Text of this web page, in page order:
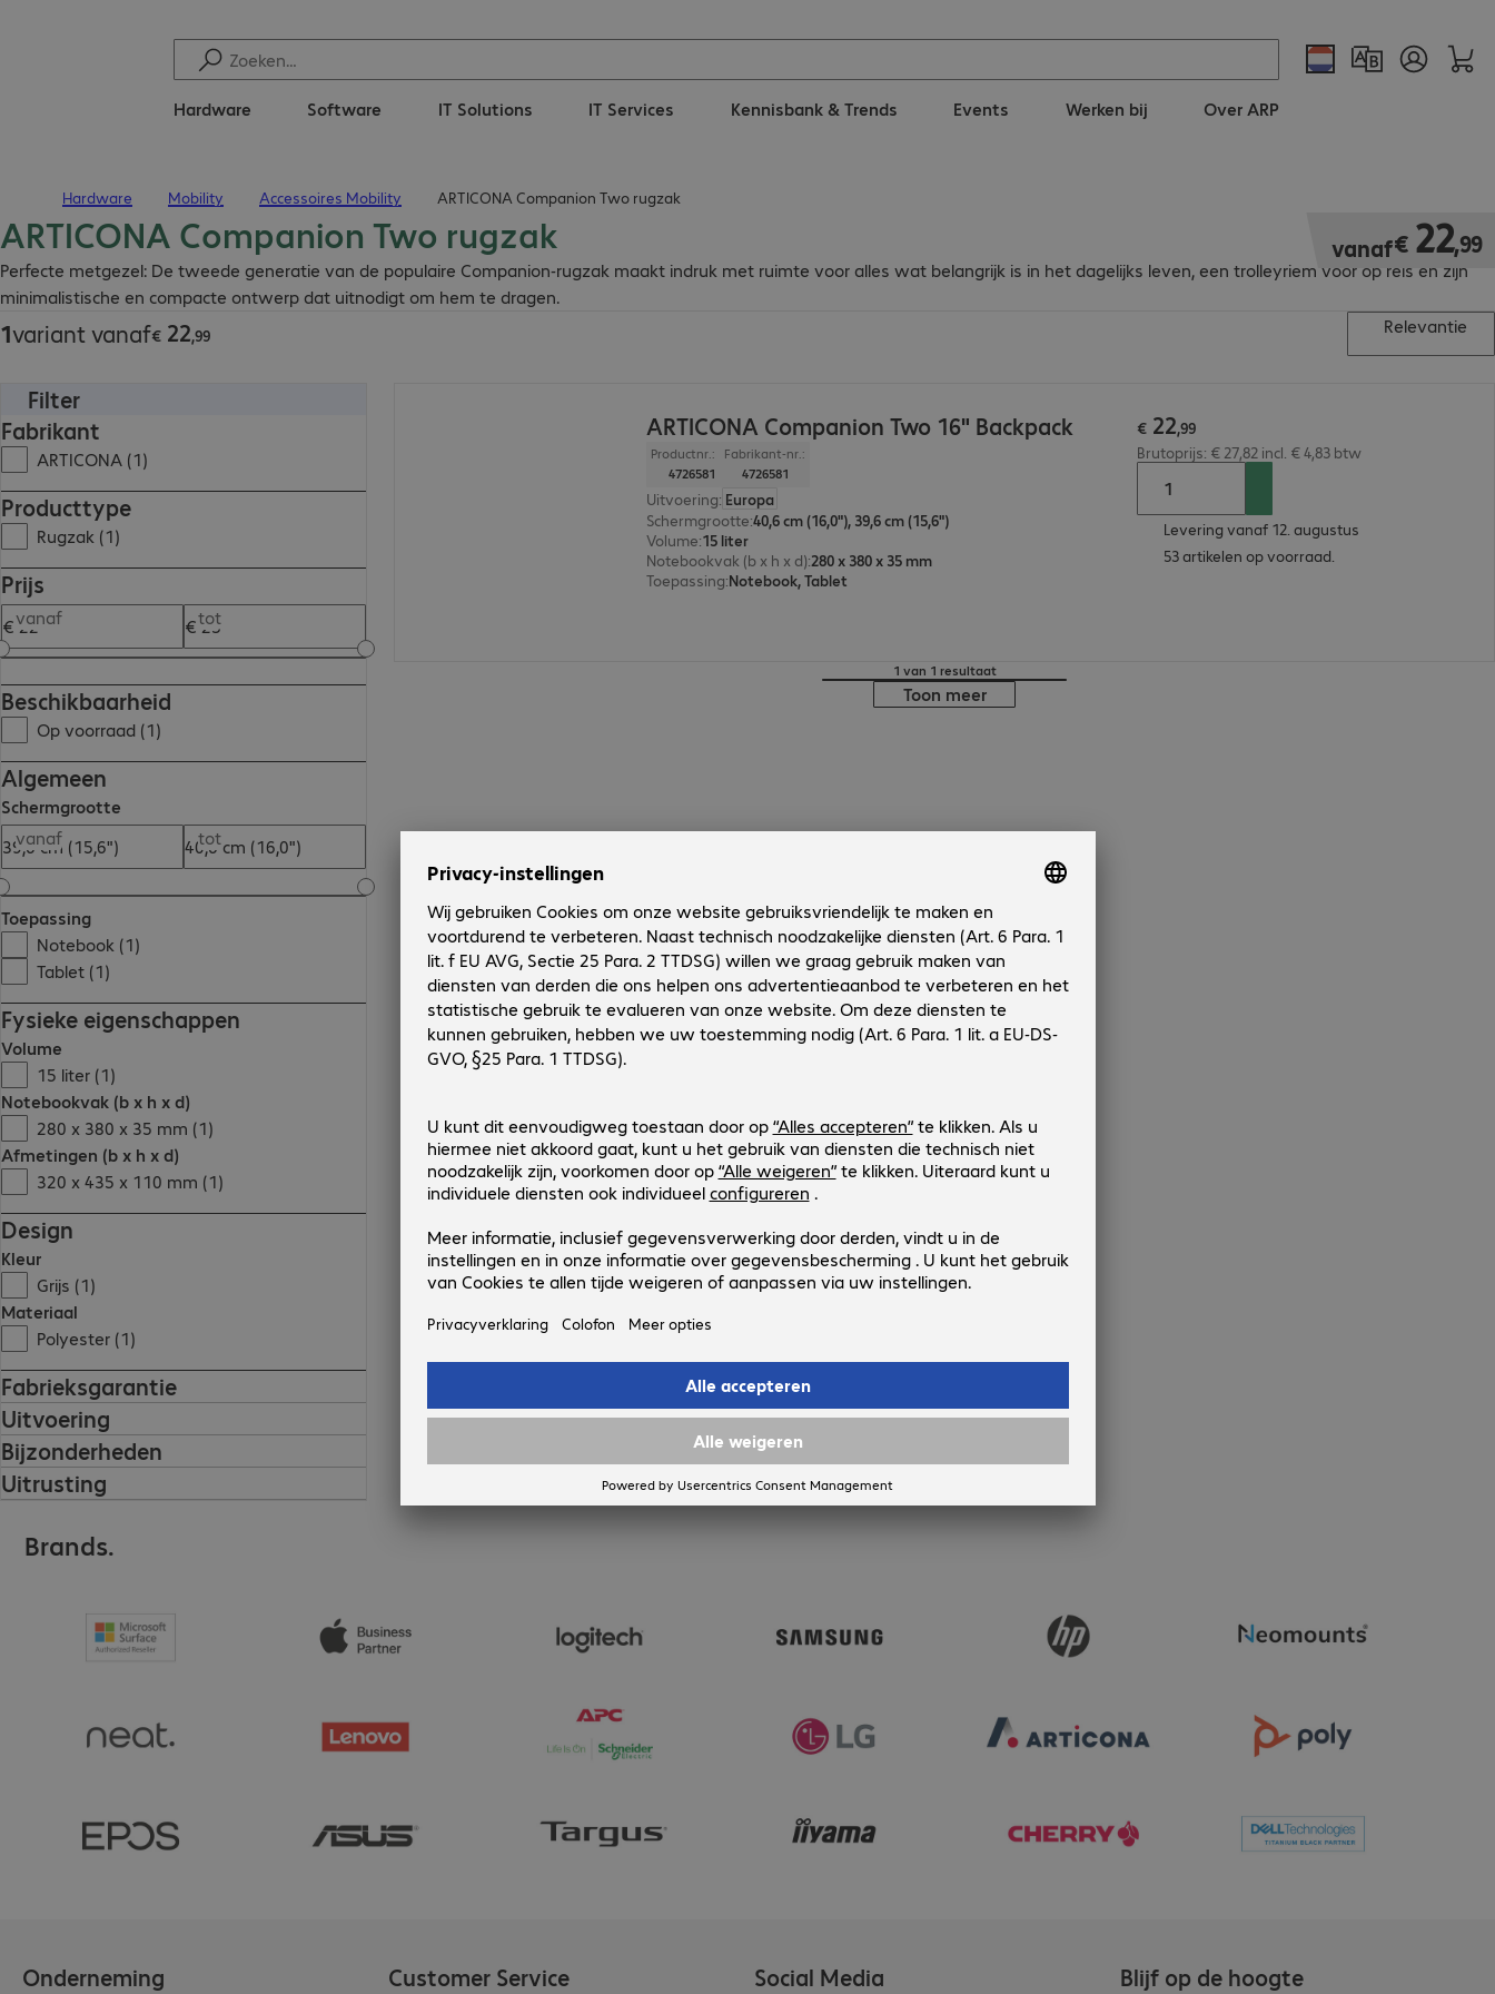
Hardware Software IT Solutions IT Services Kennisbank & Trends Events Werken bij Over ARP
Hardware Mobility Accessoires Mobility ARTICONA Companion Two rugzak
ARTICONA Companion Two rugzak
Perfecte metgezel: De tweede generatie van de populaire Companion-rugzak maakt indruk met ruimte voor alles wat belangrijk is in het dagelijks leven, een trolleyriem voor op reis en zijn
minimalistische en compacte ontwerp dat uitnodigt om hem te dragen.
vanaf€ 22,99
€ 22,99
1variant vanaf€ 22,99
€ 22,99
Relevantie
Filter
Fabrikant
ARTICONA (1)
Producttype
Rugzak (1)
Prijs
vanaf tot
Beschikbaarheid
Op voorraad (1)
Algemeen
Schermgrootte
vanaf
tot
Toepassing
Notebook (1)
Tablet (1)
Fysieke eigenschappen
Volume
15 liter (1)
Notebookvak (b x h x d)
280 x 380 x 35 mm (1)
Afmetingen (b x h x d)
320 x 435 x 110 mm (1)
Design
Kleur
Grijs (1)
Materiaal
Polyester (1)
Fabrieksgarantie
Uitvoering
Bijzonderheden
Uitrusting
ARTICONA Companion Two 16" Backpack
Productnr.:
4726581
Fabrikant-nr.:
4726581
Uitvoering: Europa
Schermgrootte:40,6 cm (16,0"), 39,6 cm (15,6")
Volume:15 liter
Notebookvak (b x h x d):280 x 380 x 35 mm
Toepassing:Notebook, Tablet
€ 22,99
Brutoprijs: € 27,82 incl. € 4,83 btw
Levering vanaf 12. augustus
53 artikelen op voorraad.
1 van 1 resultaat
Toon meer
Brands.
Onderneming Customer Service Social Media Blijf op de hoogte